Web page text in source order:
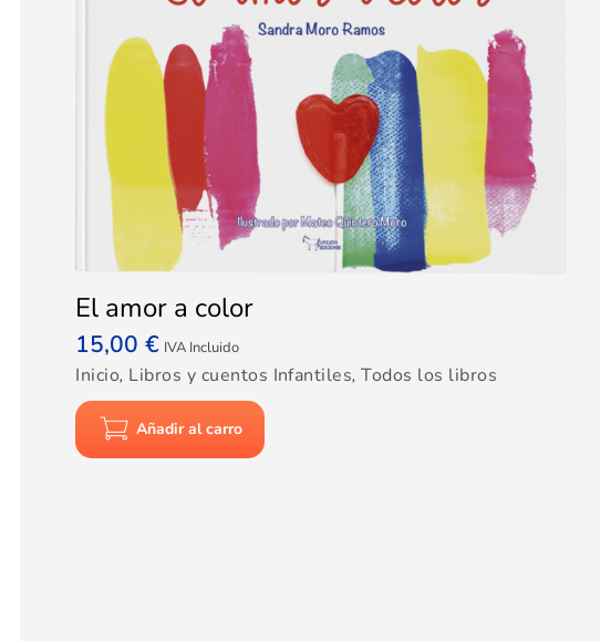
El amor a color
15,00€ IVA Incluido
Inicio, Libros y cuentos Infantiles,Todos los libros
Añadir al carro